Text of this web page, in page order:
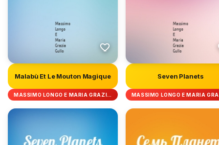
Malabù Et Le Mouton Magique
MASSIMO LONGO E MARIA GRAZI…
Seven Planets
MASSIMO LONGO E MARIA